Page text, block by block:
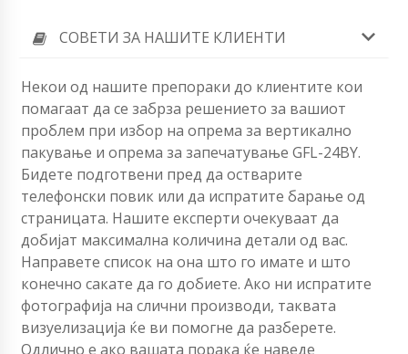
СОВЕТИ ЗА НАШИТЕ КЛИЕНТИ
Некои од нашите препораки до клиентите кои
помагаат да се забрза решението за вашиот
проблем при избор на опрема за вертикално
пакување и опрема за запечатување GFL-24BY.
Бидете подготвени пред да остварите
телефонски повик или да испратите барање од
страницата. Нашите експерти очекуваат да
добијат максимална количина детали од вас.
Направете список на она што го имате и што
конечно сакате да го добиете. Ако ни испратите
фотографија на слични производи, таквата
визуелизација ќе ви помогне да разберете.
Одлично е ако вашата порака ќе наведе